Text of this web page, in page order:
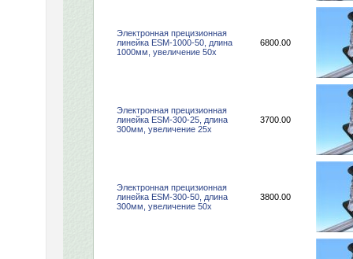
Электронная прецизионная
линейка ESM-1000-50, длина
1000мм, увеличение 50х
6800.00
Электронная прецизионная
линейка ESM-300-25, длина
300мм, увеличение 25х
3700.00
Электронная прецизионная
линейка ESM-300-50, длина
300мм, увеличение 50х
3800.00